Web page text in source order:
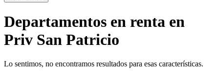
Departamentos en renta en
Priv San Patricio
Lo sentimos, no encontramos resultados para esas características.